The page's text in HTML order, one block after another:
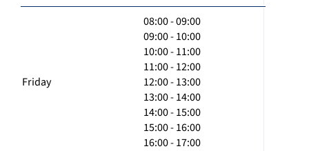
Friday
08:00 - 09:00
09:00 - 10:00
10:00 - 11:00
11:00 - 12:00
12:00 - 13:00
13:00 - 14:00
14:00 - 15:00
15:00 - 16:00
16:00 - 17:00